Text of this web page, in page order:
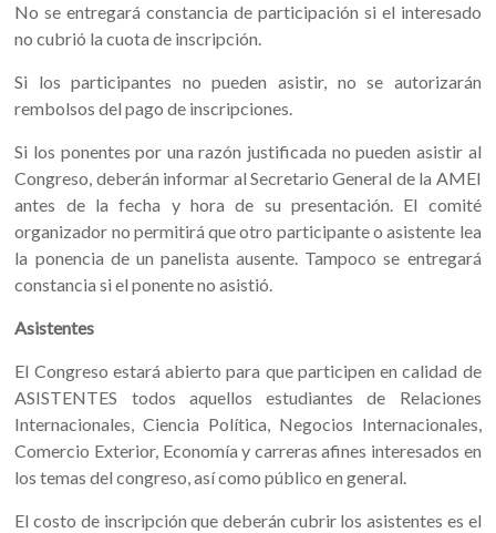
No se entregará constancia de participación si el interesado
no cubrió la cuota de inscripción.
Si los participantes no pueden asistir, no se autorizarán
rembolsos del pago de inscripciones.
Si los ponentes por una razón justificada no pueden asistir al
Congreso, deberán informar al Secretario General de la AMEI
antes de la fecha y hora de su presentación. El comité
organizador no permitirá que otro participante o asistente lea
la ponencia de un panelista ausente. Tampoco se entregará
constancia si el ponente no asistió.
Asistentes
El Congreso estará abierto para que participen en calidad de
ASISTENTES todos aquellos estudiantes de Relaciones
Internacionales, Ciencia Política, Negocios Internacionales,
Comercio Exterior, Economía y carreras afines interesados en
los temas del congreso, así como público en general.
El costo de inscripción que deberán cubrir los asistentes es el